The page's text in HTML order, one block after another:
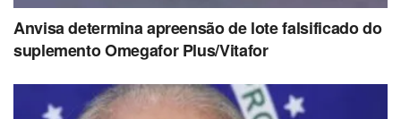
Anvisa determina apreensão de lote falsificado do
suplemento Omegafor Plus/Vitafor